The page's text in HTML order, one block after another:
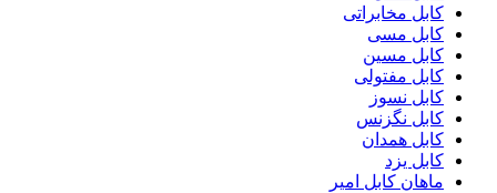
کابل مخابراتی
کابل مسی
کابل مسین
کابل مفتولی
کابل نسوز
کابل نگزنس
کابل همدان
کابل یزد
ماهان کابل امیر